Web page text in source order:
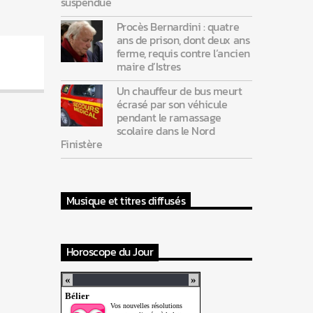
Procès Bernardini : quatre
ans de prison, dont deux ans
ferme, requis contre l’ancien
maire d’Istres
Un chauffeur de bus meurt
écrasé par son véhicule
pendant le ramassage
scolaire dans le Nord
Finistère
Musique et titres diffusés
Horoscope du Jour